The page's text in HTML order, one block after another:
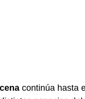
continúa hasta